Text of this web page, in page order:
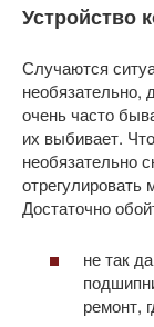
Устройство
Случаются
необязательно,
очень часто
их выбивает.
необязательно
Достаточно
не так
ремонт,